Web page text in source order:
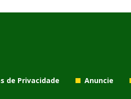
de Privacidade Anuncie